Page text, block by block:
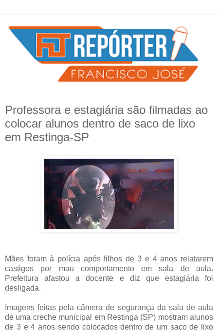
Professora e estagiária são filmadas ao
colocar alunos dentro de saco de lixo
em Restinga-SP
Mães foram à polícia após filhos de 3 e 4 anos relatarem
castigos por mau comportamento em sala de aula.
Prefeitura afastou a docente e diz que estagiária foi
desligada.
Imagens feitas pela câmera de segurança da sala de aula
de uma creche municipal em Restinga (SP) mostram alunos
de 3 e 4 anos sendo colocados dentro de um saco de lixo